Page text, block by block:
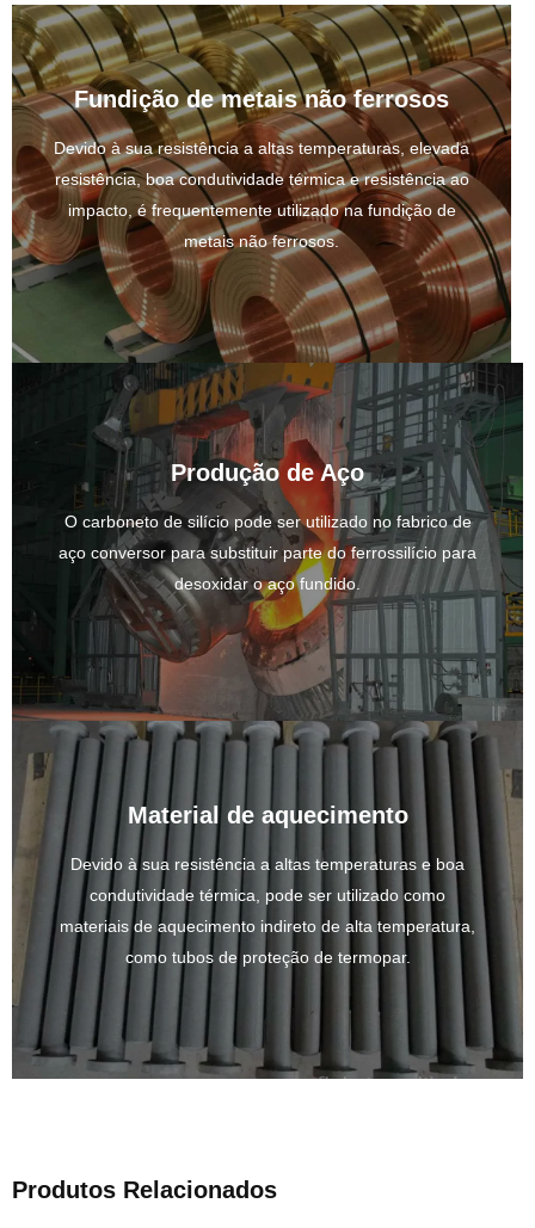
Fundição de metais não ferrosos
Devido à sua resistência a altas temperaturas, elevada
resistência, boa condutividade térmica e resistência ao
impacto, é frequentemente utilizado na fundição de
metais não ferrosos.
Produção de Aço
O carboneto de silício pode ser utilizado no fabrico de
aço conversor para substituir parte do ferrossilício para
desoxidar o aço fundido.
Material de aquecimento
Devido à sua resistência a altas temperaturas e boa
condutividade térmica, pode ser utilizado como
materiais de aquecimento indireto de alta temperatura,
como tubos de proteção de termopar.
Produtos Relacionados